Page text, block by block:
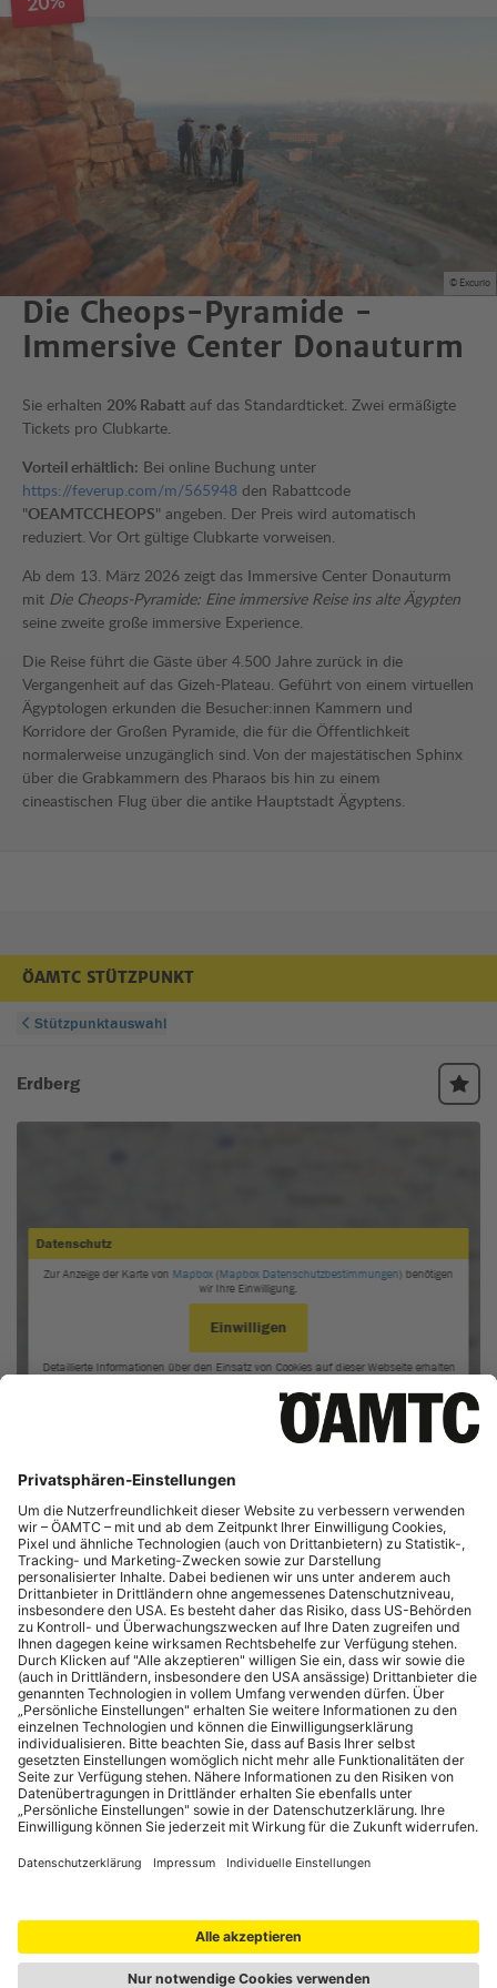
© Excurio
Die Cheops-Pyramide -
Immersive Center Donauturm
Sie erhalten 20% Rabatt auf das Standardticket. Zwei ermäßigte
Tickets pro Clubkarte.
Vorteil erhältlich: Bei online Buchung unter
https://feverup.com/m/565948 den Rabattcode
"OEAMTCCHEOPS" angeben. Der Preis wird automatisch
reduziert. Vor Ort gültige Clubkarte vorweisen.
Ab dem 13. März 2026 zeigt das Immersive Center Donauturm
mit Die Cheops-Pyramide: Eine immersive Reise ins alte Ägypten
seine zweite große immersive Experience.
Die Reise führt die Gäste über 4.500 Jahre zurück in die
Vergangenheit auf das Gizeh-Plateau. Geführt von einem virtuellen
Ägyptologen erkunden die Besucher:innen Kammern und
Korridore der Großen Pyramide, die für die Öffentlichkeit
normalerweise unzugänglich sind. Von der majestätischen Sphinx
über die Grabkammern des Pharaos bis hin zu einem
cineastischen Flug über die antike Hauptstadt Ägyptens.
ÖAMTC STÜTZPUNKT